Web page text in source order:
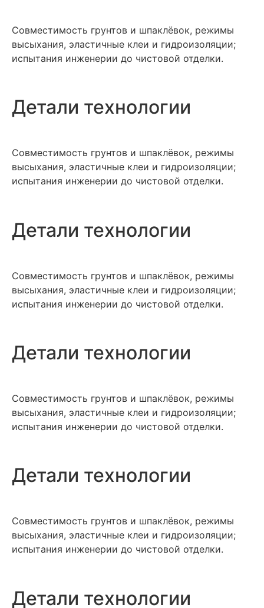
Совместимость грунтов и шпаклёвок, режимы
высыхания, эластичные клеи и гидроизоляции;
испытания инженерии до чистовой отделки.
Детали технологии
Совместимость грунтов и шпаклёвок, режимы
высыхания, эластичные клеи и гидроизоляции;
испытания инженерии до чистовой отделки.
Детали технологии
Совместимость грунтов и шпаклёвок, режимы
высыхания, эластичные клеи и гидроизоляции;
испытания инженерии до чистовой отделки.
Детали технологии
Совместимость грунтов и шпаклёвок, режимы
высыхания, эластичные клеи и гидроизоляции;
испытания инженерии до чистовой отделки.
Детали технологии
Совместимость грунтов и шпаклёвок, режимы
высыхания, эластичные клеи и гидроизоляции;
испытания инженерии до чистовой отделки.
Детали технологии